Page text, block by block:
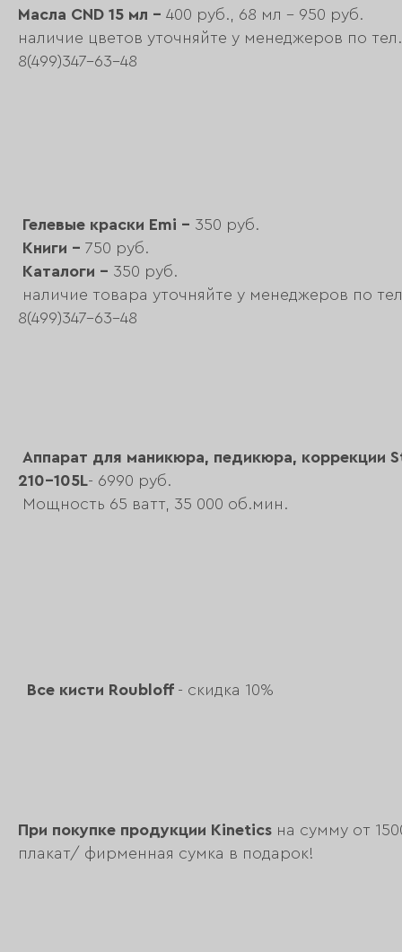
Масла CND 15 мл - 400 руб., 68 мл - 950 руб.
наличие цветов уточняйте у менеджеров по тел.
8(499)347-63-48
Гелевые краски Emi - 350 руб.
Книги - 750 руб.
Каталоги - 350 руб.
наличие товара уточняйте у менеджеров по
8(499)347-63-48
Аппарат для маникюра, педикюра, коррекции
210-105L- 6990 руб.
Мощность 65 ватт, 35 000 об.мин.
Все кисти Roubloff - скидка 10%
При покупке продукции Kinetics на сумму от
плакат/ фирменная сумка в подарок!